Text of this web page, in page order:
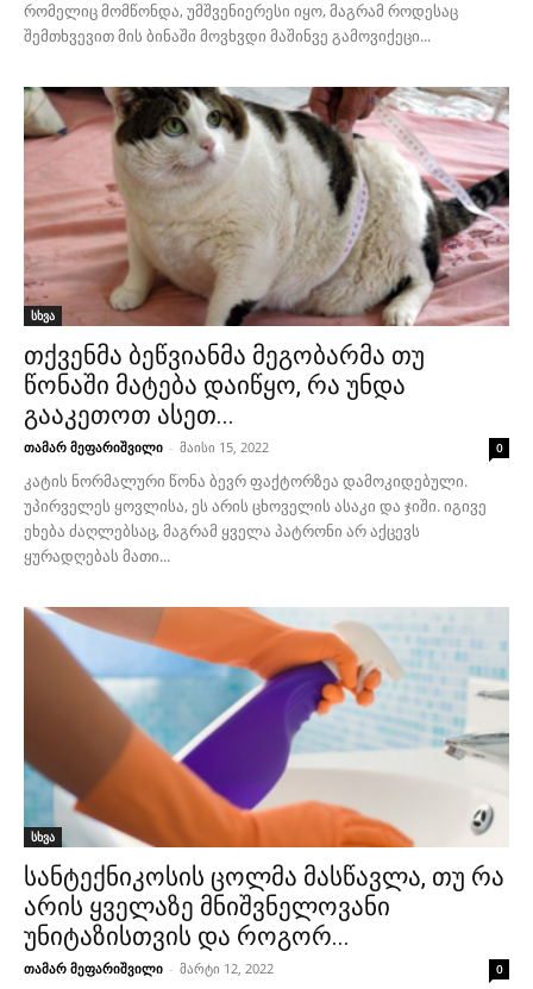
რომელიც მომწონდა, უმშვენიერესი იყო, მაგრამ როდესაც
შემთხვევით მის ბინაში მოვხვდი მაშინვე გამოვიქეცი...
სხვა
თქვენმა ბეწვიანმა მეგობარმა თუ
წონაში მატება დაიწყო, რა უნდა
გააკეთოთ ასეთ...
თამარ მეფარიშვილი - მაისი 15, 2022 0
კატის ნორმალური წონა ბევრ ფაქტორზეა დამოკიდებული.
უპირველეს ყოვლისა, ეს არის ცხოველის ასაკი და ჯიში. იგივე
ეხება ძაღლებსაც, მაგრამ ყველა პატრონი არ აქცევს
ყურადღებას მათი...
სხვა
სანტექნიკოსის ცოლმა მასწავლა, თუ რა
არის ყველაზე მნიშვნელოვანი
უნიტაზისთვის და როგორ...
თამარ მეფარიშვილი - მარტი 12, 2022 0